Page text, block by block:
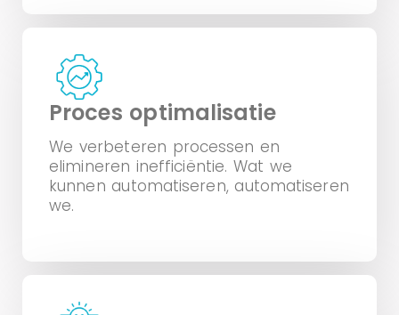
Proces optimalisatie
We verbeteren processen en
elimineren inefficiëntie. Wat we
kunnen automatiseren, automatiseren
we.